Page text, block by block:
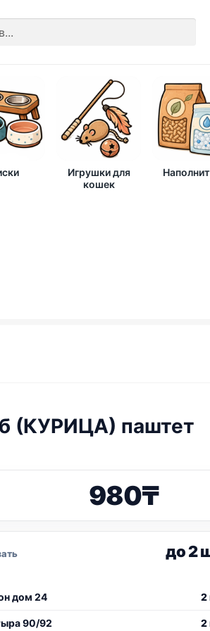
Игрушки для
кошек
(КУРИЦА) паштет
980₸
до 2
дом 24 2
90/92 2